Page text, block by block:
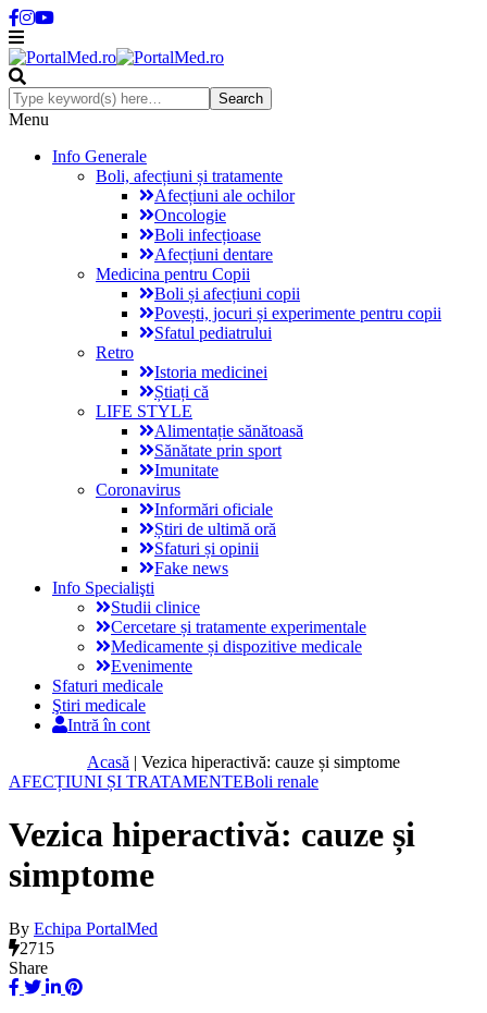
Menu
Info Generale
Boli, afecțiuni și tratamente
Afecțiuni ale ochilor
Oncologie
Boli infecțioase
Afecțiuni dentare
Medicina pentru Copii
Boli și afecțiuni copii
Povești, jocuri și experimente pentru copii
Sfatul pediatrului
Retro
Istoria medicinei
Știați că
LIFE STYLE
Alimentație sănătoasă
Sănătate prin sport
Imunitate
Coronavirus
Informări oficiale
Știri de ultimă oră
Sfaturi și opinii
Fake news
Info Specialişti
Studii clinice
Cercetare și tratamente experimentale
Medicamente și dispozitive medicale
Evenimente
Sfaturi medicale
Ştiri medicale
Intră în cont
Acasă | Vezica hiperactivă: cauze și simptome
AFECȚIUNI ȘI TRATAMENTEBoli renale
Vezica hiperactivă: cauze și
simptome
By Echipa PortalMed
2715
Share